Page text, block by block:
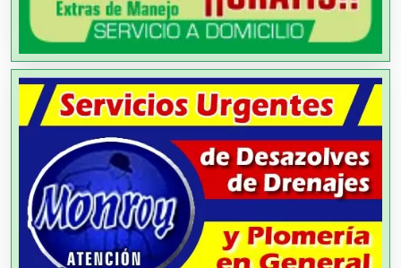
Agencias de Viajes
Agricultores
Agricultura y Ganadería
Agua Purificada
Aire Acondicionado